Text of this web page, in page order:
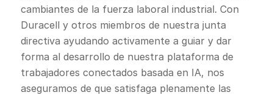
cambiantes de la fuerza laboral industrial. Con
Duracell y otros miembros de nuestra junta
directiva ayudando activamente a guiar y dar
forma al desarrollo de nuestra plataforma de
trabajadores conectados basada en IA, nos
aseguramos de que satisfaga plenamente las